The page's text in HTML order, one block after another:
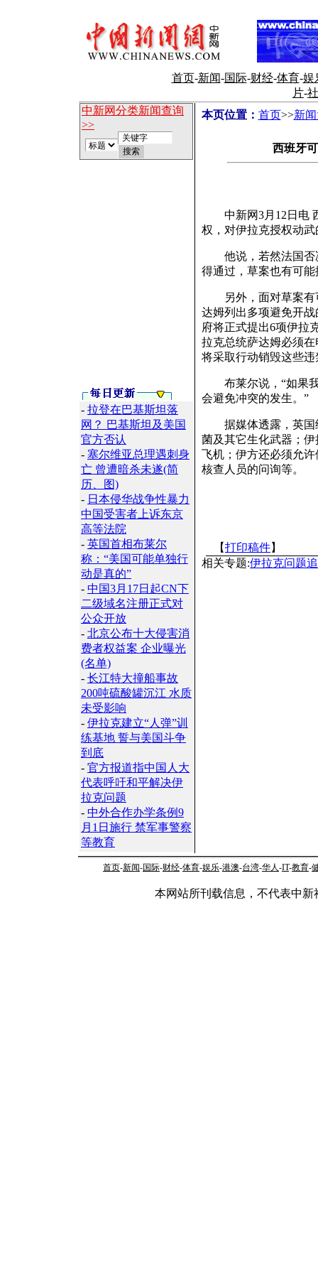
首页-新闻-国际-财经-体育-娱
片-
中新网分类新闻查询
>>
- 拉登在巴基斯坦落
网？ 巴基斯坦及美国
官方否认
- 塞尔维亚总理遇刺身
亡 曾遭暗杀未遂(简
历、图)
- 日本侵华战争性暴力
中国受害者上诉东京
高等法院
- 英国首相布莱尔
称：“美国可能单独行
动是真的”
- 中国3月17日起CN下
二级域名注册正式对
公众开放
- 北京公布十大侵害消
费者权益案 企业曝光
(名单)
- 长江特大撞船事故
200吨硫酸罐沉江 水质
未受影响
- 伊拉克建立“人弹”训
练基地 誓与美国斗争
到底
- 官方报道指中国人大
代表呼吁和平解决伊
拉克问题
- 中外合作办学条例9
月1日施行 禁军事警察
等教育
本页位置： 首页>>新
西班牙
中新网3月12日电 西
权，对伊拉克授权动
他说，若然法国否
得通过，草案也有可能
另外，面对草案有
达姆列出多项避免开
府将正式提出6项伊拉
拉克总统萨达姆必须
将采取行动销毁这些违
布莱尔说，“如果我
会避免冲突的发生。”
据媒体透露，英国
菌及其它生化武器；
飞机；伊方还必须允
核查人员的问询等。
【打印稿件】
相关专题:伊拉克问题
首页-新闻-国际-财经-体育-娱乐-港澳-台湾-华人-IT-教育-
本网站所刊载信息，不代表中